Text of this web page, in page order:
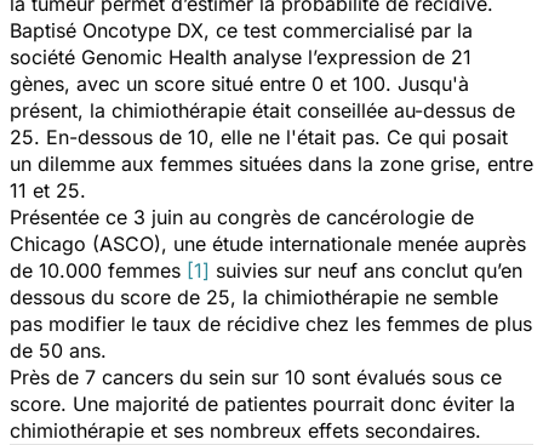
Baptisé Oncotype DX, ce test commercialisé par la
société Genomic Health analyse l’expression de 21
gènes, avec un score situé entre 0 et 100. Jusqu'à
présent, la chimiothérapie était conseillée au-dessus de
25. En-dessous de 10, elle ne l'était pas. Ce qui posait
un dilemme aux femmes situées dans la zone grise, entre
11 et 25.
Présentée ce 3 juin au congrès de cancérologie de
Chicago (ASCO), une étude internationale menée auprès
de 10.000 femmes [1] suivies sur neuf ans conclut qu’en
dessous du score de 25, la chimiothérapie ne semble
pas modifier le taux de récidive chez les femmes de plus
de 50 ans.
Près de 7 cancers du sein sur 10 sont évalués sous ce
score. Une majorité de patientes pourrait donc éviter la
chimiothérapie et ses nombreux effets secondaires.